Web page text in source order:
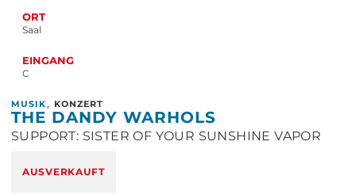
ORT
Saal
EINGANG
C
MUSIK , KONZERT
THE DANDY WARHOLS
SUPPORT: SISTER OF YOUR SUNSHINE VAPOR
AUSVERKAUFT